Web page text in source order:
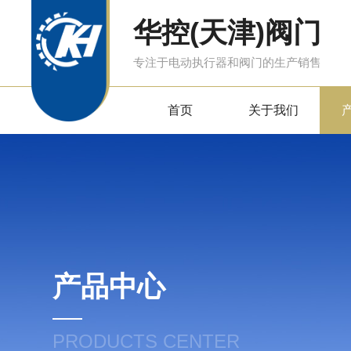
华控(天津)阀门
专注于电动执行器和阀门的生产销售
首页 关于我们
产品中心
PRODUCTS CENTER